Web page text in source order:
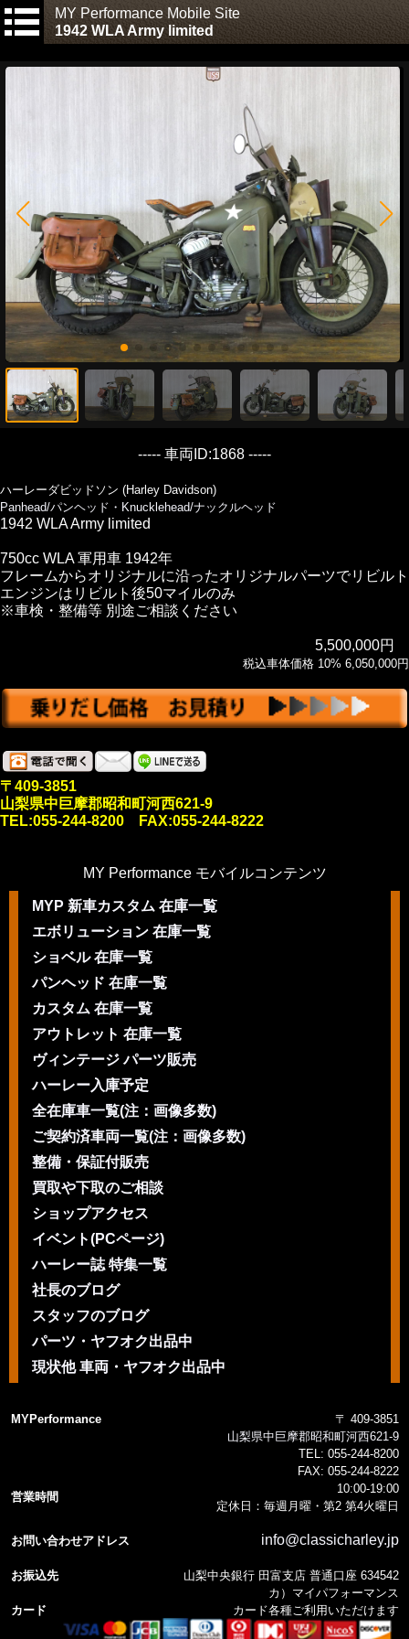
MY Performance Mobile Site
1942 WLA Army limited
----- 車両ID:1868 -----
ハーレーダビッドソン (Harley Davidson)
Panhead/パンヘッド・Knucklehead/ナックルヘッド
1942 WLA Army limited
750cc WLA 軍用車 1942年
フレームからオリジナルに沿ったオリジナルパーツでリビルト
エンジンはリビルト後50マイルのみ
※車検・整備等 別途ご相談ください
5,500,000円
税込車体価格 10% 6,050,000円
〒409-3851
山梨県中巨摩郡昭和町河西621-9
TEL:055-244-8200 FAX:055-244-8222
MY Performance モバイルコンテンツ
MYP 新車カスタム 在庫一覧
エボリューション 在庫一覧
ショベル 在庫一覧
パンヘッド 在庫一覧
カスタム 在庫一覧
アウトレット 在庫一覧
ヴィンテージ パーツ販売
ハーレー入庫予定
全在庫車一覧(注：画像多数)
ご契約済車両一覧(注：画像多数)
整備・保証付販売
買取や下取のご相談
ショップアクセス
イベント(PCページ)
ハーレー誌 特集一覧
社長のブログ
スタッフのブログ
パーツ・ヤフオク出品中
現状他 車両・ヤフオク出品中
MYPerformance
〒 409-3851
山梨県中巨摩郡昭和町河西621-9
TEL: 055-244-8200
FAX: 055-244-8222
営業時間
10:00-19:00
定休日：毎週月曜・第2 第4火曜日
お問い合わせアドレス info@classicharley.jp
お振込先
山梨中央銀行 田富支店 普通口座 634542
カ）マイパフォーマンス
カード
カード各種ご利用いただけます